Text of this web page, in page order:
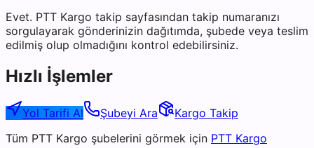
Evet. PTT Kargo takip sayfasından takip numaranızı
sorgulayarak gönderinizin dağıtımda, şubede veya teslim
edilmiş olup olmadığını kontrol edebilirsiniz.
Hızlı İşlemler
Yol Tarifi Al Şubeyi Ara
Kargo Takip
Tüm PTT Kargo şubelerini görmek için PTT Kargo